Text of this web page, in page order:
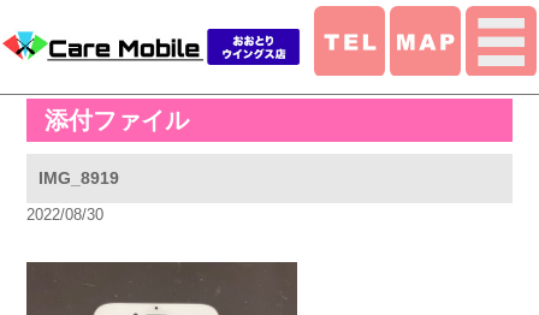
添付ファイル
IMG_8919
2022/08/30